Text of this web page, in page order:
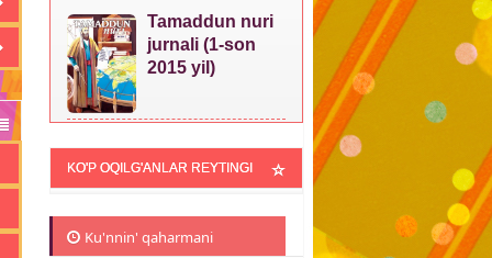
Tamaddun nuri
jurnali (1-son
2015 yil)
KO'P OQILG'ANLAR REYTINGI
Ku'nnin' qaharmani